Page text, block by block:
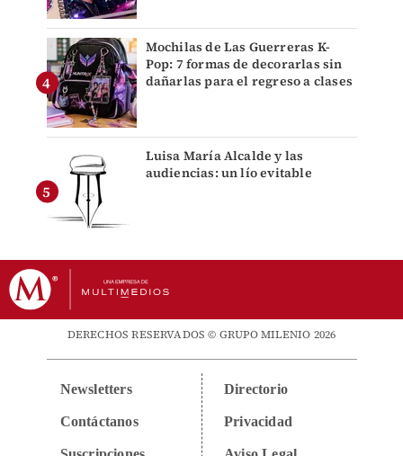
Mochilas de Las Guerreras K-
Pop: 7 formas de decorarlas sin
dañarlas para el regreso a clases
Luisa María Alcalde y las
audiencias: un lío evitable
DERECHOS RESERVADOS © GRUPO MILENIO 2026
Newsletters
Contáctanos
Directorio
Privacidad